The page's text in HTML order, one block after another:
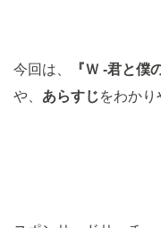
今回は、 『Ｗ -君と僕
や、 あらすじをわかり